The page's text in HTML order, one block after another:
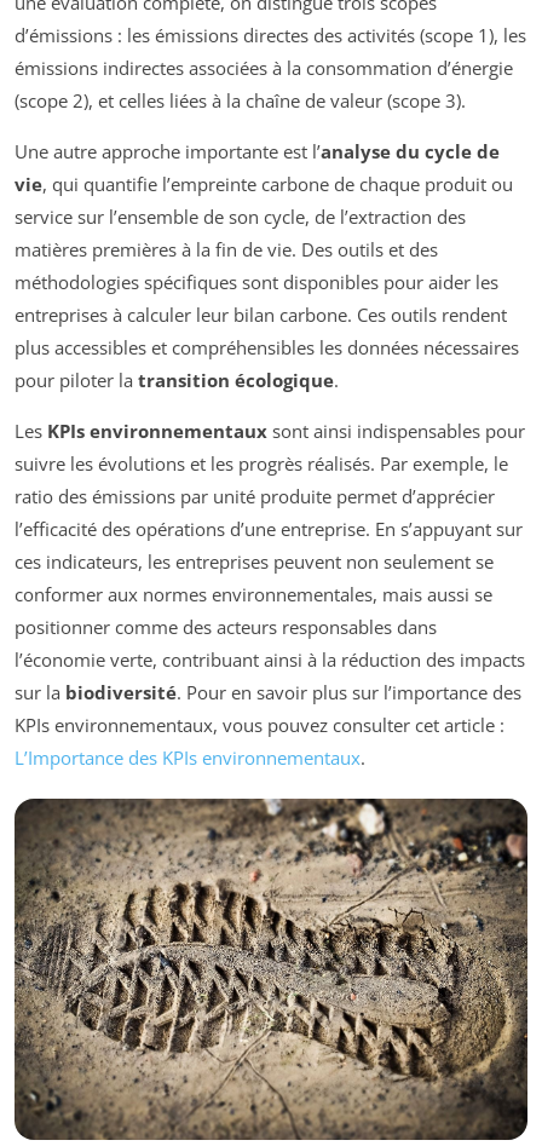
d’émissions : les émissions directes des activités (scope 1), les
émissions indirectes associées à la consommation d’énergie
(scope 2), et celles liées à la chaîne de valeur (scope 3).
Une autre approche importante est l’analyse du cycle de
vie, qui quantifie l’empreinte carbone de chaque produit ou
service sur l’ensemble de son cycle, de l’extraction des
matières premières à la fin de vie. Des outils et des
méthodologies spécifiques sont disponibles pour aider les
entreprises à calculer leur bilan carbone. Ces outils rendent
plus accessibles et compréhensibles les données nécessaires
pour piloter la transition écologique.
Les KPIs environnementaux sont ainsi indispensables pour
suivre les évolutions et les progrès réalisés. Par exemple, le
ratio des émissions par unité produite permet d’apprécier
l’efficacité des opérations d’une entreprise. En s’appuyant sur
ces indicateurs, les entreprises peuvent non seulement se
conformer aux normes environnementales, mais aussi se
positionner comme des acteurs responsables dans
l’économie verte, contribuant ainsi à la réduction des impacts
sur la biodiversité. Pour en savoir plus sur l’importance des
KPIs environnementaux, vous pouvez consulter cet article :
L’Importance des KPIs environnementaux.